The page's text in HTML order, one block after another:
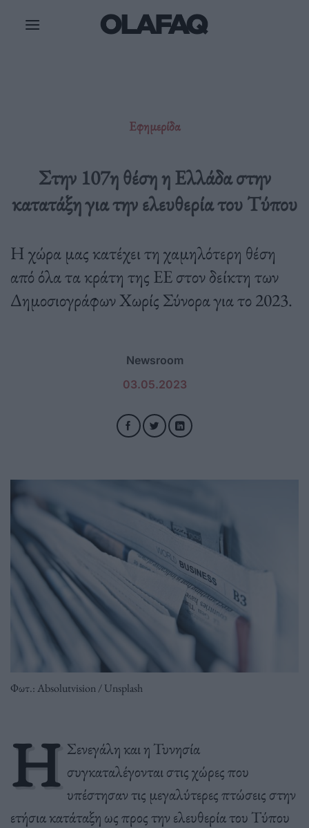
Εφημερίδα
Στην 107η θέση η Ελλάδα στην
κατατάξη για την ελευθερία του Τύπου
Η χώρα μας κατέχει τη χαμηλότερη θέση
από όλα τα κράτη της ΕΕ στον δείκτη των
Δημοσιογράφων Χωρίς Σύνορα για το 2023.
Newsroom
03.05.2023
Φωτ.: Absolutvision / Unsplash
Η Σενεγάλη και η Τυνησία
συγκαταλέγονται στις χώρες που
υπέστησαν τις μεγαλύτερες πτώσεις στην
ετήσια κατάταξη ως προς την ελευθερία του Τύπου